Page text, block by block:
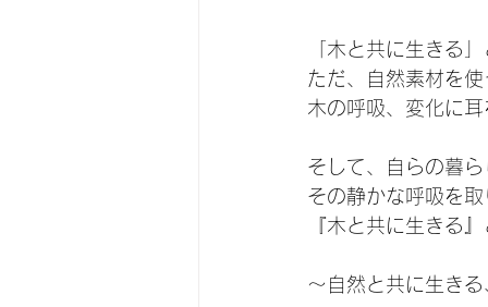
「木と共に生きる
ただ、自然素材を
木の呼吸、変化に
そして、自らの暮
その静かな呼吸を
『木と共に生きる
～自然と共に生き